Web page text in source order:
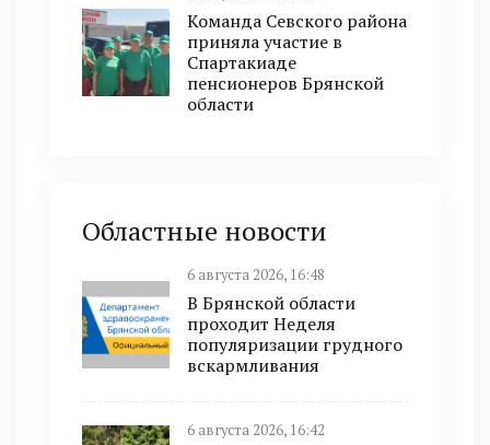
Команда Севского района
приняла участие в
Спартакиаде
пенсионеров Брянской
области
Областные новости
6 августа 2026, 16:48
В Брянской области
проходит Неделя
популяризации грудного
вскармливания
6 августа 2026, 16:42